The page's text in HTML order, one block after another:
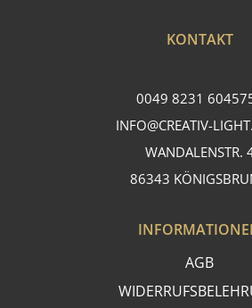
KONTAKT
0049 8231
INFO@CREATIV-
WANDALENSTR.
86343
AGB